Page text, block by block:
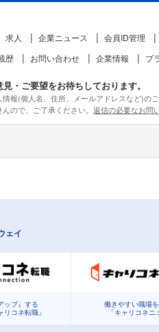
求人 企業ニュース 会員ID管理
歴
お問い合わせ 企業情報 プ
・ご要望をお待ちしております。
報(個人名、住所、メールアドレスなど)のご
ので、ご了承ください。 返信の必要なお問
ェイ
ップ』する
コネ転職」
働きやすい職場
「キャリコネニ